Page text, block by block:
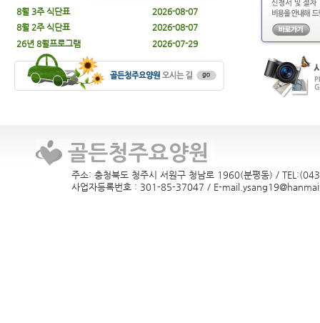
8월 3주 식단표
2026-08-07
8월 2주 식단표
2026-08-07
26년 8월프로그램
2026-07-29
주소: 충청북도 청주시 서원구 청남로 1960(분평동) /
사업자등록번호 : 301-85-37047 / E-